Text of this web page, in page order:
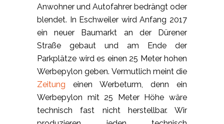
Anwohner und Autofahrer bedrängt oder
blendet. In Eschweiler wird Anfang 2017
ein neuer Baumarkt an der Dürener
Straße gebaut und am Ende der
Parkplätze wird es einen 25 Meter hohen
Werbepylon geben. Vermutlich meint die
Zeitung einen Werbeturm, denn ein
Werbepylon mit 25 Meter Höhe wäre
technisch fast nicht herstellbar. Wir